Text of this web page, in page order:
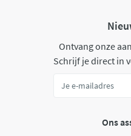
Ontvang onze
Schrijf je direct in
Ons